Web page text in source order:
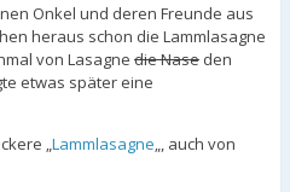
Onkel und deren Freunde aus
heraus schon die Lammlasagne
von Lasagne die Naseden
etwas später eine
„Lammlasagne„, auch von